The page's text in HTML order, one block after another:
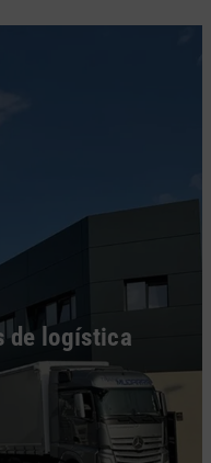
de logística